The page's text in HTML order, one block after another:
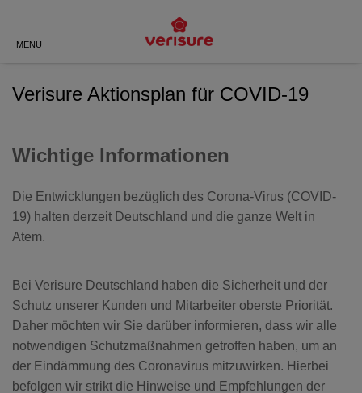
MENU
SONSTIGE
EINBRUCH-TRACKER
ECHTE SICHERHEIT MIT
VERISURE
DREIFACHSCHUTZ
SCHNELLE HILFE 24/7
ZENTRALEINHEIT
ZEROVISION
WIFI-VISION
KAMERAS
WORKS WITH
DIE WERTE VON VERISURE
UNSERE STANDORTE
ZERTIFIZIERUNGEN
BLOG
Verisure Aktionsplan für COVID-19
Wichtige Informationen
Die Entwicklungen bezüglich des Corona-Virus (COVID-
19) halten derzeit Deutschland und die ganze Welt in
Atem.
Bei Verisure Deutschland haben die Sicherheit und der
Schutz unserer Kunden und Mitarbeiter oberste Priorität.
Daher möchten wir Sie darüber informieren, dass wir alle
notwendigen Schutzmaßnahmen getroffen haben, um an
der Eindämmung des Coronavirus mitzuwirken. Hierbei
befolgen wir strikt die Hinweise und Empfehlungen der